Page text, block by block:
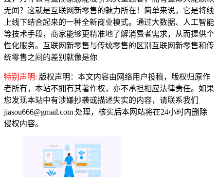
无闻？这就是互联网新零售的魅力所在！简单来说，它是将线
上线下结合起来的一种全新商业模式。通过大数据、人工智能
等技术手段，商家能够更精准地了解消费者需求，从而提供个
性化服务。互联网新零售与传统零售的区别互联网新零售和传
统零售之间的差别就像是你
特别声明: 版权声明：本文内容由网络用户投稿，版权归原作
者所有，本站不拥有其著作权，亦不承担相应法律责任。如果
您发现本站中有涉嫌抄袭或描述失实的内容，请联系我们
jiasou666@gmail.com 处理，核实后本网站将在24小时内删除
侵权内容。